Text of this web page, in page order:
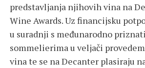
predstavljanja njihovih vina na
Wine Awards. Uz financijsku
u suradnji s međunarodno
sommelierima u veljači
vina te se na Decanter plasiraju